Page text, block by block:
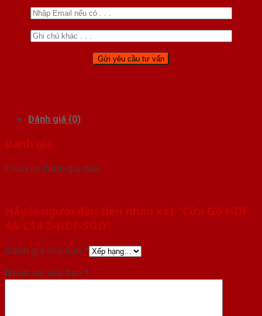
Đánh giá (0)
Đánh giá
Chưa có đánh giá nào.
Hãy là người đầu tiên nhận xét “Cửa Gỗ HDF
4A-C14 3-HDF-SGD”
Đánh giá của bạn *
Nhận xét của bạn *